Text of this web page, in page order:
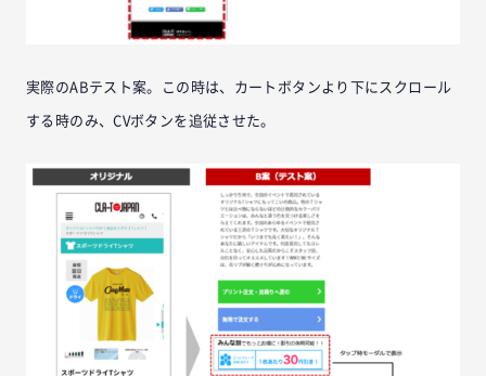
実際のABテスト案。この時は、カートボタンより下にスクロール
する時のみ、CVボタンを追従させた。